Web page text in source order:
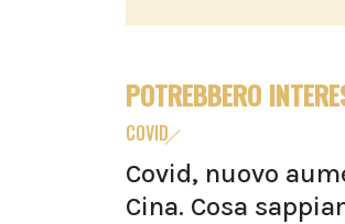
POTREBBERO
COVID
Covid, nuovo
Cina. Cosa